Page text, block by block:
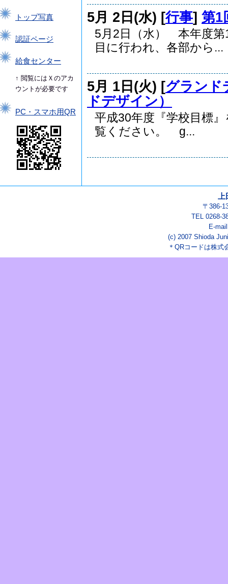
トップ写真
認証ページ
給食センター
↑ 閲覧にはＸのアカ
ウントが必要です
PC・スマホ用QR
5月 2日(水) [行事] 第
5月2日（水） 本年度第
目に行われ、各部から...
5月 1日(火) [グランド
ドデザイン）
平成30年度『学校目標
覧ください。 g...
〒386-
TEL 0268-
E-
(c) 2007 Shioda
＊QRコードは株式